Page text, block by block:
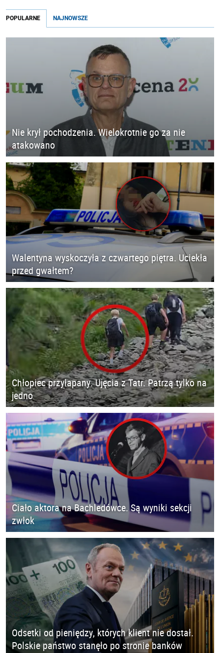
POPULARNE NAJNOWSZE
Nie krył pochodzenia. Wielokrotnie go za nie
atakowano
Walentyna wyskoczyła z czwartego piętra. Uciekła
przed gwałtem?
Chłopiec przyłapany. Ujęcia z Tatr. Patrzą tylko na
jedno
Ciało aktora na Bachledówce. Są wyniki sekcji
zwłok
Odsetki od pieniędzy, których klient nie dostał.
Polskie państwo stanęło po stronie banków